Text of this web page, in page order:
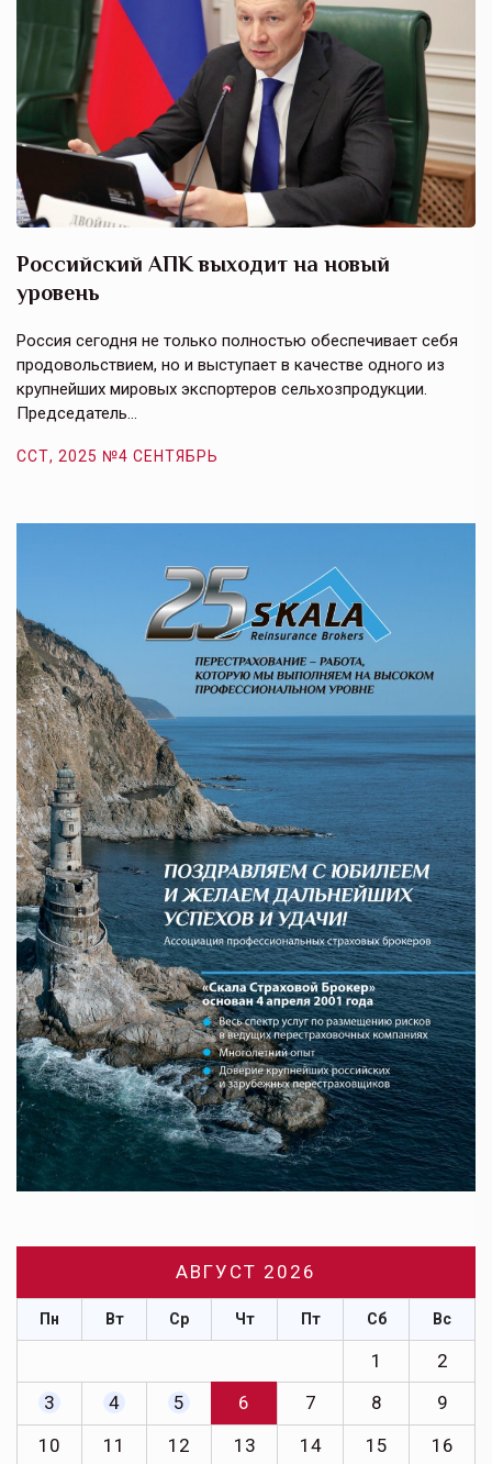
Российский АПК выходит на новый
уровень
Россия сегодня не только полностью обеспечивает себя
продовольствием, но и выступает в качестве одного из
крупнейших мировых экспортеров сельхозпродукции.
Председатель…
ССТ, 2025 №4 СЕНТЯБРЬ
АВГУСТ 2026
Пн Вт Ср Чт Пт Сб Вс
1
2
3
4 5 6 7 8
9
10
11 12 13 14 15
16